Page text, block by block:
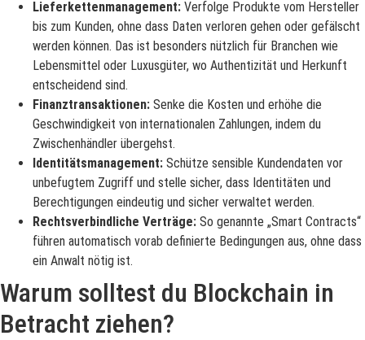
Lieferkettenmanagement: Verfolge Produkte vom Hersteller
bis zum Kunden, ohne dass Daten verloren gehen oder gefälscht
werden können. Das ist besonders nützlich für Branchen wie
Lebensmittel oder Luxusgüter, wo Authentizität und Herkunft
entscheidend sind.
Finanztransaktionen: Senke die Kosten und erhöhe die
Geschwindigkeit von internationalen Zahlungen, indem du
Zwischenhändler übergehst.
Identitätsmanagement: Schütze sensible Kundendaten vor
unbefugtem Zugriff und stelle sicher, dass Identitäten und
Berechtigungen eindeutig und sicher verwaltet werden.
Rechtsverbindliche Verträge: So genannte „Smart Contracts“
führen automatisch vorab definierte Bedingungen aus, ohne dass
ein Anwalt nötig ist.
Warum solltest du Blockchain in
Betracht ziehen?